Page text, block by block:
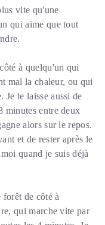
vite qu'une
qui aime que tout
à quelqu'un qui
mal la chaleur, ou qui
Je le laisse aussi de
minutes entre deux
alors sur le repos.
et de rester après le
quand je suis déjà
de côté à
qui marche vite par